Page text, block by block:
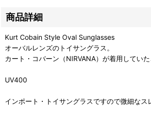
商品詳細
Kurt Cobain Style Oval Sunglasses
オーバルレンズのトイサングラス。
カート・コバーン（NIRVANA）が着用してい
UV400
インポート・トイサングラスですので微細なス